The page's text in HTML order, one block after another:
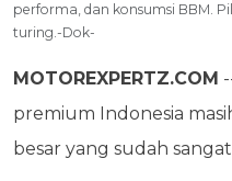
performa, dan konsumsi BBM.
turing.-Dok-
MOTOREXPERTZ.COM
premium Indonesia
besar yang sudah